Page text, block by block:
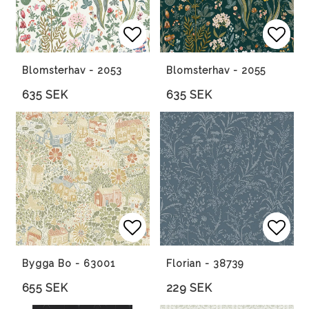
Lägg till i favoritlistan
Lägg till i favoritlistan
Blomsterhav - 2053
635 SEK
Blomsterhav - 2055
635 SEK
Lägg till i favoritlistan
Bygga Bo - 63001
655 SEK
Florian - 38739
229 SEK